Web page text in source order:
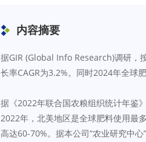
内容摘要
据GIR (Global Info Research)调研，
长率CAGR为3.2%。同时2024年全球
据《2022年联合国农粮组织统计年鉴
2022年，北美地区是全球肥料使用最
高达60-70%。据本公司“农业研究中